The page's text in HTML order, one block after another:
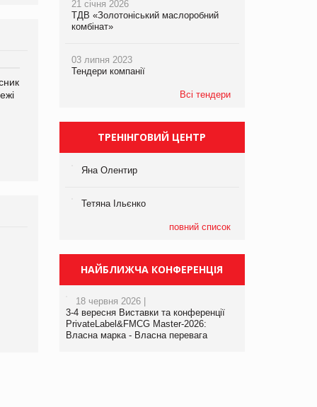
виробництва
компанії «УкраМарин»
21 січня 2026
ТДВ «Золотоніський маслоробний
комбінат»
03 липня 2023
Тендери компанії
Всі тендери
ТРЕНІНГОВИЙ ЦЕНТР
Яна Олентир
Тетяна Ільєнко
повний список
НАЙБЛИЖЧА КОНФЕРЕНЦІЯ
18 червня 2026 |
3-4 вересня Виставки та конференції
PrivateLabel&FMCG Master-2026:
Власна марка - Власна перевага